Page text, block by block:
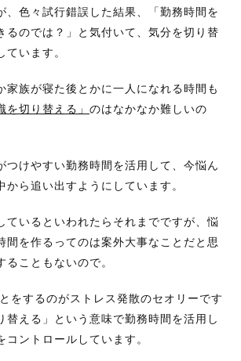
、色々試行錯誤した結果、「勤務時間を
るのでは？」と気付いて、気分を切り替
ています。
家族が寝た後とかに一人になれる時間も
を切り替える」 のはなかなか難しいの
つけやすい勤務時間を活用して、今悩ん
から追い出すようにしています。
ているといわれたらそれまでですが、悩
間を作るってのは案外大事なことだと思
ることもないので。
をするのがストレス発散のセオリーです
替える」という意味で勤務時間を活用し
コントロールしています。